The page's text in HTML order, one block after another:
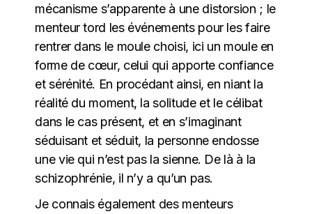
mécanisme s’apparente à une distorsion ; le
menteur tord les événements pour les faire
rentrer dans le moule choisi, ici un moule en
forme de cœur, celui qui apporte confiance
et sérénité. En procédant ainsi, en niant la
réalité du moment, la solitude et le célibat
dans le cas présent, et en s’imaginant
séduisant et séduit, la personne endosse
une vie qui n’est pas la sienne. De là à la
schizophrénie, il n’y a qu’un pas.
Je connais également des menteurs